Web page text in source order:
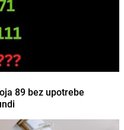
89 bez upotrebe